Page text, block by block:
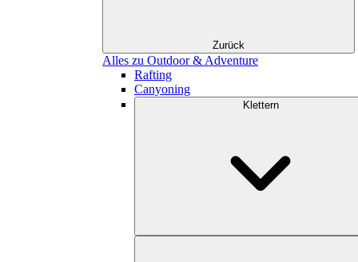
Zurück
Alles zu Outdoor & Adventure
Rafting
Canyoning
Klettern